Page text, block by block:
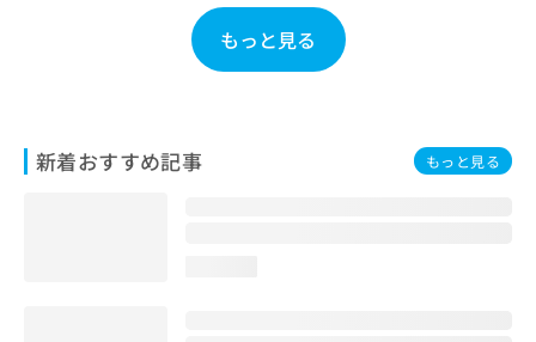
もっと見る
新着おすすめ記事 もっと見る
は